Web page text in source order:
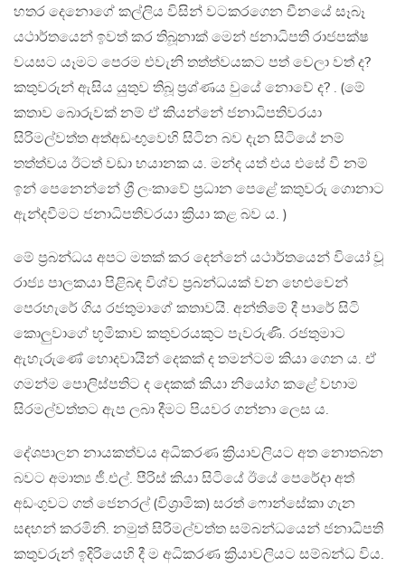
හතර දෙනොගේ කල්ලිය විසින් වටකරගෙන චීනයේ සෑබෑ
යථාර්තයෙන් ඉවත් කර තිබූනාක් මෙන් ජනාධිපති රාජපක්ෂ
වයසට යෑමට පෙරම එවැනි තත්ත්වයකට පත් වෙලා වත් ද?
කතුවරුන් ඇසිය යුතුව තිබූ ප්‍රශ්ණය වුයේ නොවේ ද? . (මේ
කතාව බොරුවක් නම් ඒ කියන්නේ ජනාධිපතිවරයා
සිරිමල්වත්ත අත්අඩංඟුවෙහි සිටින බව දැන සිටියේ නම්
තත්ත්වය ඊටත් වඩා භයානක ය. මන්ද යත් එය එසේ වී නම්
ඉන් පෙනෙන්නේ ශ්‍රී ලංකාවේ ප්‍රධාන පෙළේ කතුවරු ගොනාට
ඇන්දවීමට ජනාධිපතිවරයා ක්‍රියා කළ බව ය. )
මේ ප්‍රබන්ධය අපට මතක් කර දෙන්නේ යථාර්තයෙන් වියෝ වූ
රාජ්‍ය පාලකයා පිළිබඳ විශ්ව ප්‍රබන්ධයක් වන හෙළුවෙන්
පෙරහැරේ ගිය රජතුමාගේ කතාවයි. අන්තිමේ දී පාරේ සිටි
කොලුවාගේ භූමිකාව කතුවරයකුට පැවරුණි. රජතුමාට
ඇහැරුණේ හොදවායින් දෙකක් ද තමන්ටම කියා ගෙන ය. ඒ
ගමන්ම පොලිස්පතිට ද දෙකක් කියා නියෝග කළේ වහාම
සිරමල්වත්තට ඇප ලබා දීමට පියවර ගන්නා ලෙස ය.
දේශපාලන නායකත්වය අධිකරණ ක්‍රියාවලියට අත නොතබන
බවට අමාත්‍ය ජී.එල්. පීරිස් කියා සිටියේ ඊයේ පෙරේදා අත්
අඩංගුවට ගත් ජෙනරල් (විශ්‍රාමික) සරත් ෆොන්සේකා ගැන
සඳහන් කරමිනි. නමුත් සිරිමල්වත්ත සම්බන්ධයෙන් ජනාධිපති
කතුවරුන් ඉදිරියෙහි දී ම අධිකරණ ක්‍රියාවලියට සම්බන්ධ විය.